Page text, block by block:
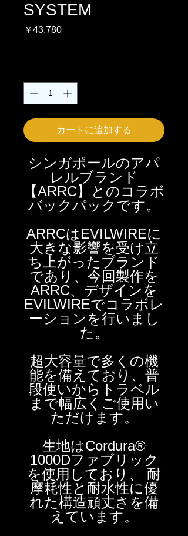
SYSTEM
￥43,780価
カートに追加する
シンガポールのアパ
レルブランド
【ARRC】とのコラボ
バックパックです。
ARRCはEVILWIREに
大きな影響を受け立
ち上がったブランド
であり、今回製作を
ARRC、デザインを
EVILWIREでコラボレ
ーションを行いまし
た。
超大容量で多くの機
能を備えており、普
段使いからトラベル
まで幅広くご使用い
ただけます。
生地はCordura®
1000Dファブリック
を使用しており、 耐
摩耗性と耐水性に優
れた構造頑丈さを備
えています。